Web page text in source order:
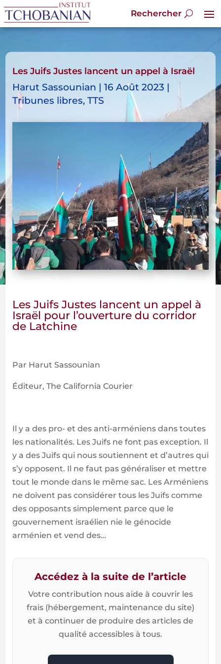
Les Juifs Justes lancent un appel à Israël
Harut Sassounian | 16 Août 2023 |
Tribunes libres, TTS
Les Juifs Justes lancent un appel à
Israël pour l’ouverture du corridor
de Latchine
Par Harut Sassounian
Éditeur, The California Courier
Il y a des pro- et des anti-arméniens dans toutes
les nationalités. Les Juifs ne font pas exception. Il
y a des Juifs qui nous soutiennent et d’autres qui
s’y opposent. Il ne faut pas généraliser et mettre
tout le monde dans le même sac. Les Arméniens
ne doivent pas considérer tous les Juifs comme
des opposants simplement parce que le
gouvernement israélien nie le génocide
arménien et vend des…
Accédez à la suite de l’article
Votre contribution nous aide à couvrir les
frais (hébergement, maintenance du site)
et à continuer de produire des articles de
qualité accessibles à tous.